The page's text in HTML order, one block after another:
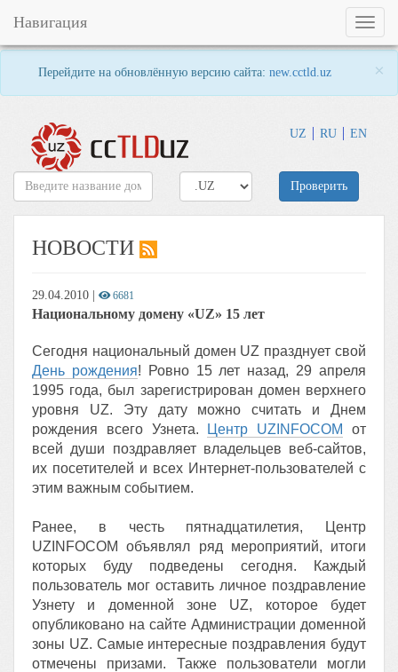
Перейдите на обновлённую версию сайта: new.cctld.uz ×
UZ RU EN
Toggle
Навигация
Проверить
НОВОСТИ
29.04.2010 6681
Национальному домену «UZ» 15 лет
Сегодня национальный домен UZ празднует свой
День рождения! Ровно 15 лет назад, 29 апреля
1995 года, был зарегистрирован домен верхнего
уровня UZ. Эту дату можно считать и Днем
рождения всего Узнета.
Центр UZINFOCOM
от
всей души поздравляет владельцев веб-сайтов,
их посетителей и всех Интернет-пользователей с
этим важным событием.
Ранее, в честь пятнадцатилетия, Центр
UZINFOCOM объявлял ряд мероприятий, итоги
которых буду подведены сегодня. Каждый
пользователь мог оставить личное поздравление
Узнету и доменной зоне UZ, которое будет
опубликовано на сайте Администрации доменной
зоны UZ. Самые интересные поздравления будут
отмечены призами. Также пользователи могли